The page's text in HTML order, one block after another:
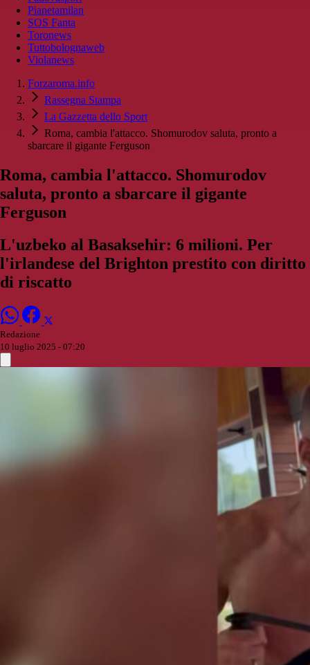
Pianetamilan
SOS Fanta
Toronews
Tuttobolognaweb
Violanews
Forzaroma.info
Rassegna Stampa
La Gazzetta dello Sport
Roma, cambia l'attacco. Shomurodov saluta, pronto a
sbarcare il gigante Ferguson
Roma, cambia l'attacco. Shomurodov
saluta, pronto a sbarcare il gigante
Ferguson
L'uzbeko al Basaksehir: 6 milioni. Per
l'irlandese del Brighton prestito con diritto
di riscatto
Redazione
10 luglio 2025 - 07:20